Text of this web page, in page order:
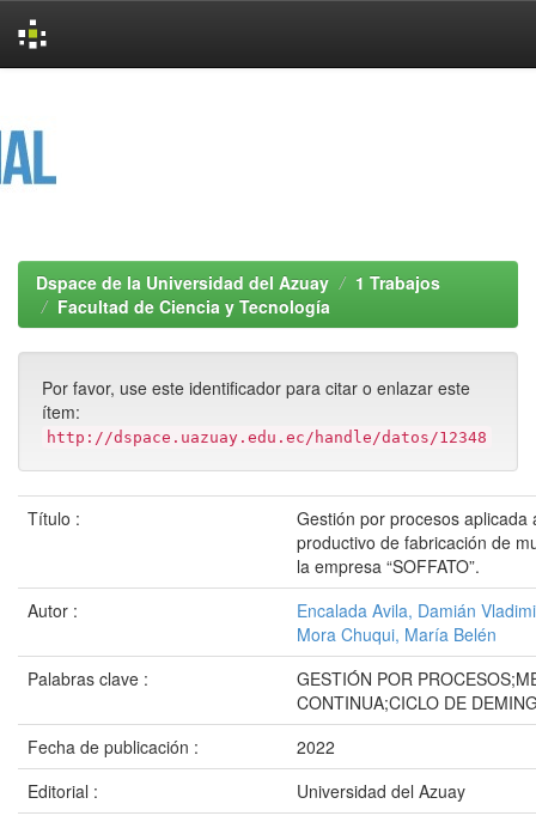
Dspace de la Universidad del Azuay
1 Trabajos
Facultad de Ciencia y Tecnología
Por favor, use este identificador para citar o enlazar este
ítem:
http://dspace.uazuay.edu.ec/handle/datos/12348
Título :
Gestión por procesos aplicada
productivo de fabricación de
la empresa “SOFFATO”.
Autor :
Encalada Avila, Damián
Mora Chuqui, María Belén
Palabras clave :
GESTIÓN POR
CONTINUA;CICLO DE
Fecha de publicación :
2022
Editorial :
Universidad del Azuay